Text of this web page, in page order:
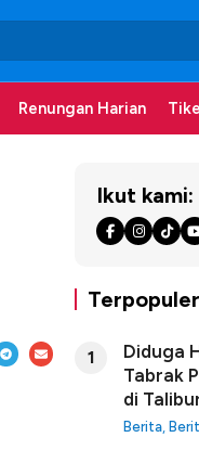
Renungan Harian
Ikut kami:
Terpopuler
1
Diduga
Tabrak
di
Berita,